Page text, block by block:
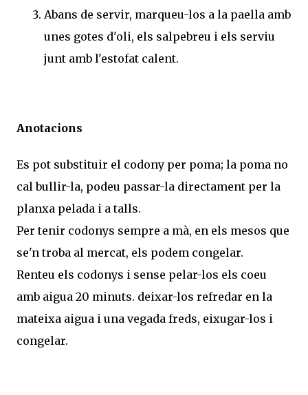
Abans de servir, marqueu-los a la paella amb
unes gotes d'oli, els salpebreu i els serviu
junt amb l'estofat calent.
Anotacions
Es pot substituir el codony per poma; la poma no
cal bullir-la, podeu passar-la directament per la
planxa pelada i a talls.
Per tenir codonys sempre a mà, en els mesos que
se'n troba al mercat, els podem congelar.
Renteu els codonys i sense pelar-los els coeu
amb aigua 20 minuts. deixar-los refredar en la
mateixa aigua i una vegada freds, eixugar-los i
congelar.